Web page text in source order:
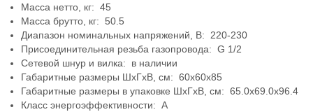
Масса нетто, кг: 45
Масса брутто, кг: 50.5
Диапазон номинальных напряжений, В: 220-230
Присоединительная резьба газопровода: G 1/2
Сетевой шнур и вилка: в наличии
Габаритные размеры ШхГхВ, см: 60x60x85
Габаритные размеры в упаковке ШхГхВ, см: 65.0x69.0x96.4
Класс энергоэффективности: A